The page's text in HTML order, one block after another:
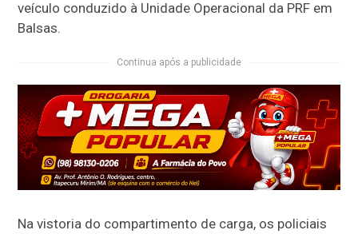
veículo conduzido à Unidade Operacional da PRF em
Balsas.
Continua após a publicidade
Na vistoria do compartimento de carga, os policiais